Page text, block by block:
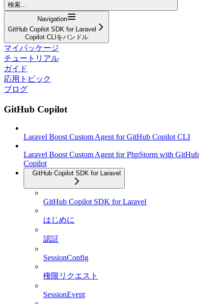
検索...
Navigation
GitHub Copilot SDK for Laravel
Copilot CLIをバンドル
マイパッケージ
チュートリアル
ガイド
応用トピック
ブログ
GitHub Copilot
Laravel Boost Custom Agent for GitHub Copilot CLI
Laravel Boost Custom Agent for PhpStorm with GitHub
Copilot
GitHub Copilot SDK for Laravel
GitHub Copilot SDK for Laravel
はじめに
認証
SessionConfig
権限リクエスト
SessionEvent